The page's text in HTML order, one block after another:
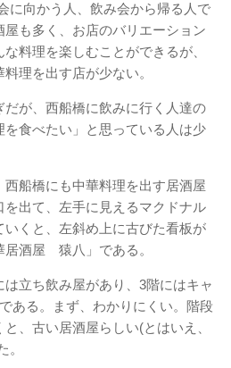
に向かう人、飲み会から帰る人で
も多く、お店のバリエーション
料理を楽しむことができるが、
理を出す店が少ない。
が、西船橋に飲みに行く人達の
食べたい」と思っている人は少
船橋にも中華料理を出す居酒屋
出て、左手に見えるマクドナル
いくと、左斜め上に古びた看板が
居酒屋 猿八」である。
立ち飲み屋があり、3階にはキャ
ある。まず、わかりにくい。階段
、古い居酒屋らしい(とはいえ、
。